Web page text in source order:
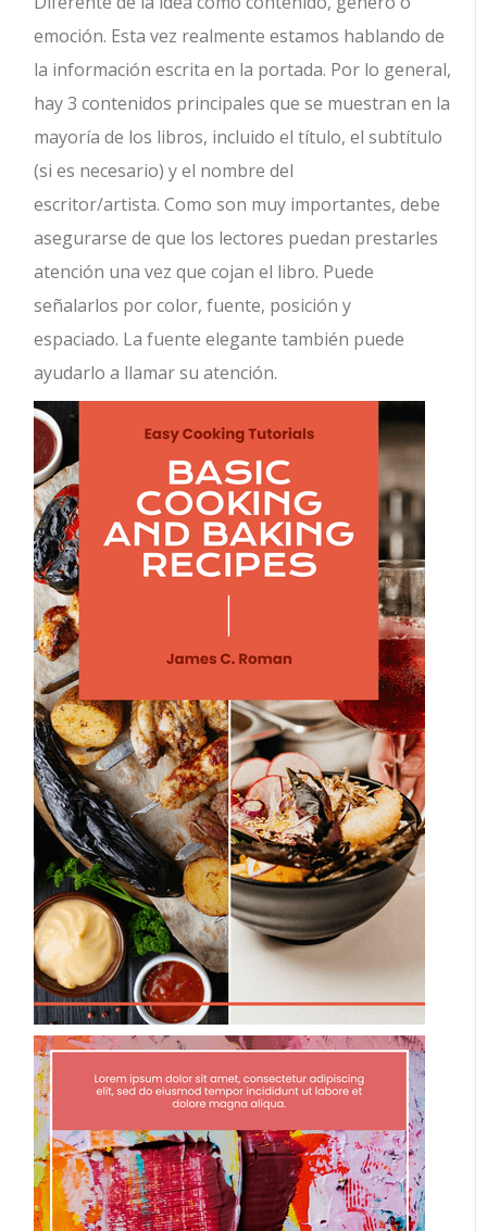
emoción. Esta vez realmente estamos hablando de
la información escrita en la portada. Por lo general,
hay 3 contenidos principales que se muestran en la
mayoría de los libros, incluido el título, el subtítulo
(si es necesario) y el nombre del
escritor/artista. Como son muy importantes, debe
asegurarse de que los lectores puedan prestarles
atención una vez que cojan el libro. Puede
señalarlos por color, fuente, posición y
espaciado. La fuente elegante también puede
ayudarlo a llamar su atención.